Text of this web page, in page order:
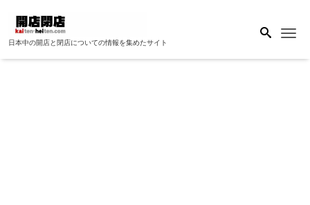
日本中の開店と閉店についての情報を集めたサイト